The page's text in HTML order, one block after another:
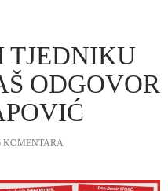
TJEDNIKU
ODGOVOR
KOMENTARA